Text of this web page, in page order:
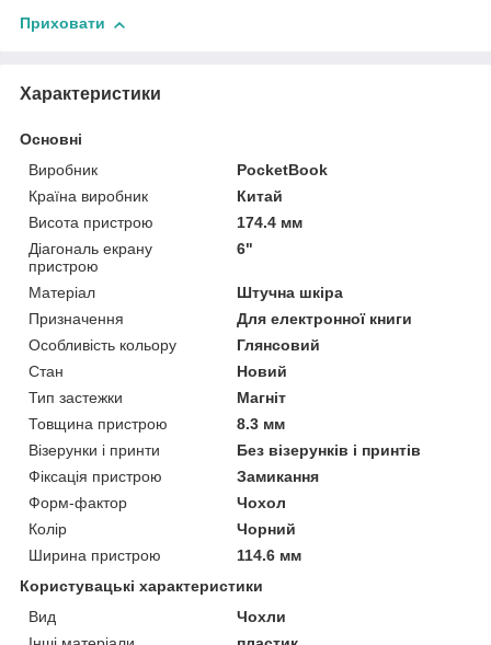
Приховати
Характеристики
Основні
Виробник
PocketBook
Країна виробник
Китай
Висота пристрою
174.4 мм
Діагональ екрану
пристрою
6"
Матеріал
Штучна шкіра
Призначення
Для електронної книги
Особливість кольору
Глянсовий
Стан
Новий
Тип застежки
Магніт
Товщина пристрою
8.3 мм
Візерунки і принти
Без візерунків і принтів
Фіксація пристрою
Замикання
Форм-фактор
Чохол
Колір
Чорний
Ширина пристрою
114.6 мм
Користувацькі характеристики
Вид
Чохли